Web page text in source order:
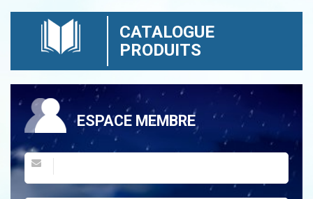
CATALOGUE
PRODUITS
ESPACE MEMBRE